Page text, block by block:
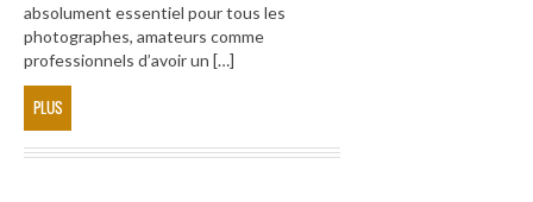
absolument essentiel pour tous les
photographes, amateurs comme
professionnels d’avoir un […]
PLUS